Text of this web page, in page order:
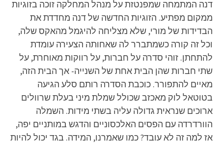
דנה המתמחה שמפנטזת על מנהל המחלקה זוכה בזוגיות
ממקום מפתיע. הזוגיות החדשה של דנה מחדדת את
הבדידות של מורי, שלא מצליחה להיגמל מהאקס שלה,
וכל זה קורה כשמתברר לה שאחותה הצעירה עומדת
להתחתן. זוהי סדרה על חברות, על רווקות מאוחרת, על
שתי חברות שהן הבית אחת של השנייה- אך הבית הזה,
מאיים להתפורר. כוכבת הסדרה רותם סלע הגיעה
בטוטאל לוק מאכזב שכולל שמלת מיני בעלת שרוולים
ארוכים שנראית גדולה עליה בשתי מידות. השמלה
הוורדרדה עם הפסים האלכסוניים והדגש במותניים יפה,
אז למה זה לא עובד? כמו שאמרנו, המידה. בגד יכול להיות